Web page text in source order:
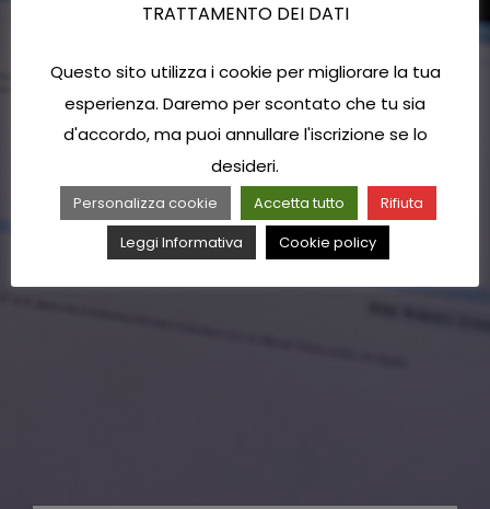
TRATTAMENTO DEI DATI
Questo sito utilizza i cookie per migliorare la tua
esperienza. Daremo per scontato che tu sia
d'accordo, ma puoi annullare l'iscrizione se lo
desideri.
Personalizza cookie Accetta tutto
Rifiuta
Leggi Informativa
Cookie policy